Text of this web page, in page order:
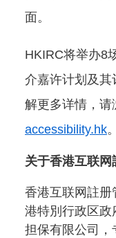
面。
HKIRC将举办8
介嘉许计划及其
解更多详情，请
accessibility.hk。
关于香港互联网
香港互联网註册
港特別行政区政
担保有限公司，